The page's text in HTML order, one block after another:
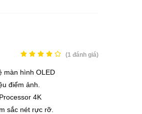
(1đánh giá)
màn hình OLED
điểm ảnh.
4K
sắc nét rực rỡ.